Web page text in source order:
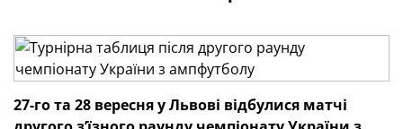
27-го та 28 вересня у Львові відбулися матчі